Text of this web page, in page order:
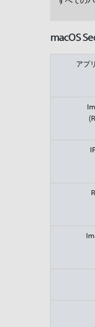
macOS
アプ